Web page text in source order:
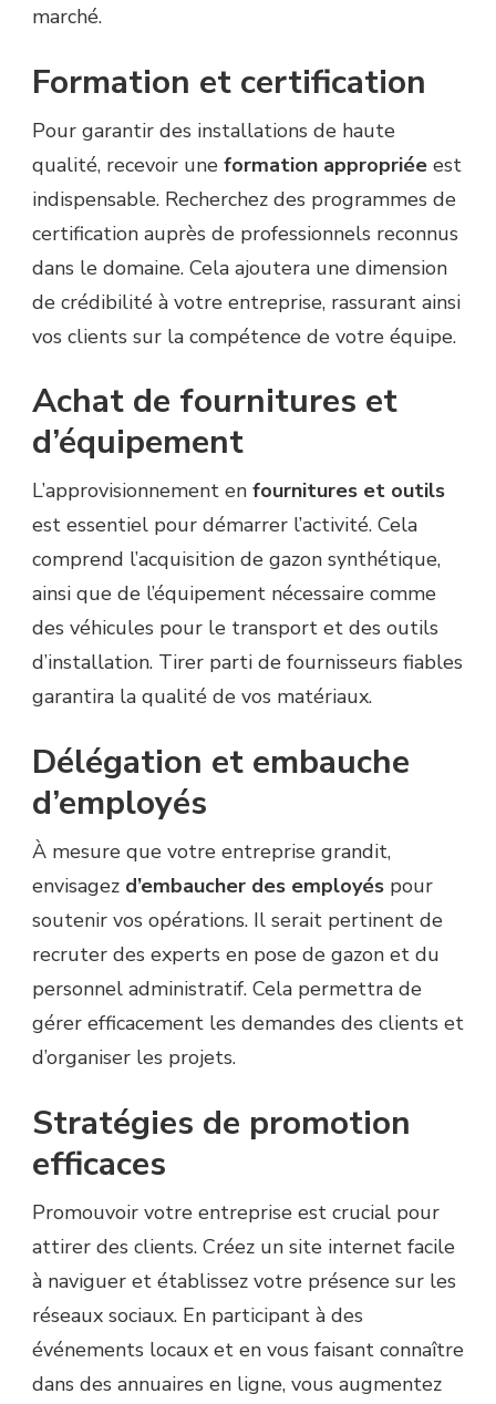
marché.
Formation et certification
Pour garantir des installations de haute
qualité, recevoir une formation appropriée est
indispensable. Recherchez des programmes de
certification auprès de professionnels reconnus
dans le domaine. Cela ajoutera une dimension
de crédibilité à votre entreprise, rassurant ainsi
vos clients sur la compétence de votre équipe.
Achat de fournitures et
d’équipement
L’approvisionnement en fournitures et outils
est essentiel pour démarrer l’activité. Cela
comprend l’acquisition de gazon synthétique,
ainsi que de l’équipement nécessaire comme
des véhicules pour le transport et des outils
d’installation. Tirer parti de fournisseurs fiables
garantira la qualité de vos matériaux.
Délégation et embauche
d’employés
À mesure que votre entreprise grandit,
envisagez d’embaucher des employés pour
soutenir vos opérations. Il serait pertinent de
recruter des experts en pose de gazon et du
personnel administratif. Cela permettra de
gérer efficacement les demandes des clients et
d’organiser les projets.
Stratégies de promotion
efficaces
Promouvoir votre entreprise est crucial pour
attirer des clients. Créez un site internet facile
à naviguer et établissez votre présence sur les
réseaux sociaux. En participant à des
événements locaux et en vous faisant connaître
dans des annuaires en ligne, vous augmentez